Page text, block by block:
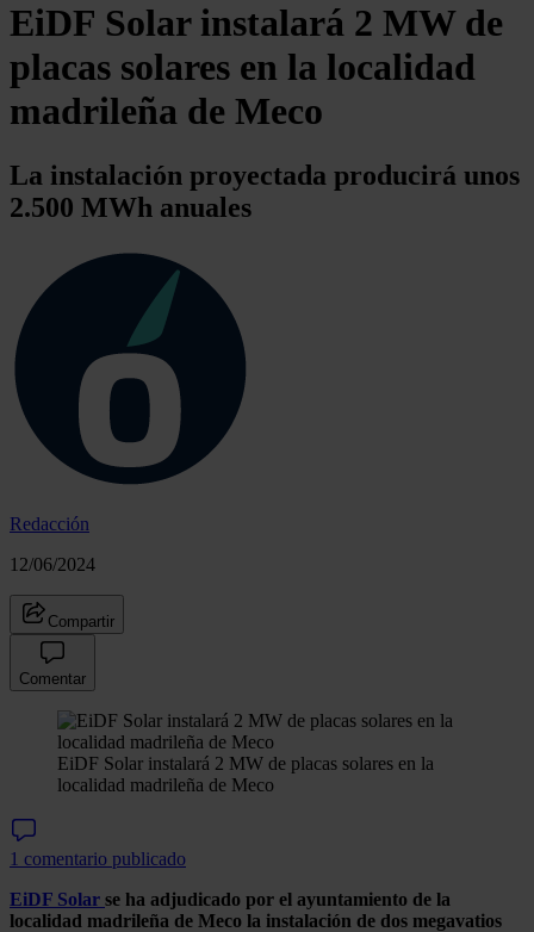
EiDF Solar instalará 2 MW de
placas solares en la localidad
madrileña de Meco
La instalación proyectada producirá unos
2.500 MWh anuales
Redacción
12/06/2024
Compartir
Comentar
EiDF Solar instalará 2 MW de placas solares en la
localidad madrileña de Meco
1 comentario publicado
EiDF Solar se ha adjudicado por el ayuntamiento de la
localidad madrileña de Meco la instalación de dos megavatios